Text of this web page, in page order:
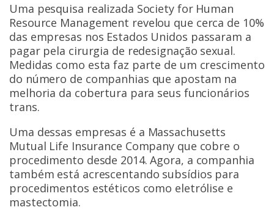
Uma pesquisa realizada Society for Human
Resource Management revelou que cerca de 10%
das empresas nos Estados Unidos passaram a
pagar pela cirurgia de redesignação sexual.
Medidas como esta faz parte de um crescimento
do número de companhias que apostam na
melhoria da cobertura para seus funcionários
trans.
Uma dessas empresas é a Massachusetts
Mutual Life Insurance Company que cobre o
procedimento desde 2014. Agora, a companhia
também está acrescentando subsídios para
procedimentos estéticos como eletrólise e
mastectomia.